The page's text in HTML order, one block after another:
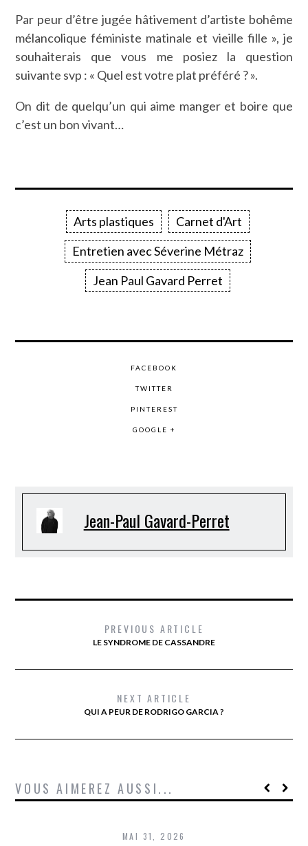
Par peur d’être jugée hâtivement d’artiste bohême
mélancolique féministe matinale et vieille fille », je
souhaiterais que vous me posiez la question
suivante svp : « Quel est votre plat préféré ? ».
On dit de quelqu’un qui aime manger et boire que
c’est un bon vivant…
Arts plastiques
Carnet d'Art
Entretien avec Séverine Métraz
Jean Paul Gavard Perret
FACEBOOK
TWITTER
PINTEREST
GOOGLE +
Jean-Paul Gavard-Perret
PREVIOUS ARTICLE
LE SYNDROME DE CASSANDRE
NEXT ARTICLE
QUI A PEUR DE RODRIGO GARCIA ?
VOUS AIMEREZ AUSSI...
MAI 31, 2026